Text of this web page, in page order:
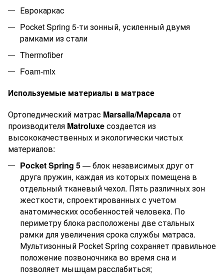
Еврокаркас
Pocket Spring 5-ти зонный, усиленный двумя
рамками из стали
Thermofiber
Foam-mix
Используемые материалы в матрасе
Ортопедический матрас Marsalla/Марсалаот
производителя Matroluxeсоздается из
высококачественных и экологически чистых
материалов:
Pocket Spring 5— блок независимых друг от
друга пружин, каждая из которых помещена в
отдельный тканевый чехол. Пять различных зон
жесткости, спроектированных с учетом
анатомических особенностей человека. По
периметру блока расположены две стальных
рамки для увеличения срока службы матраса.
Мультизонный Pocket Spring сохраняет правильное
положение позвоночника во время сна и
позволяет мышцам расслабиться;